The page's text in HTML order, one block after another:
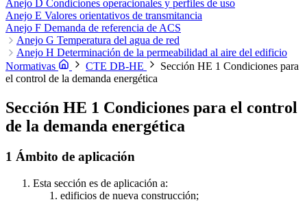
referencia Coeficiente de transmisión luminosa del vidrio (T)
Coeficiente global de transmisión de calor (a través de la envolvente
térmica del edificio) (K)Compacidad (V/A)
operacionalesConsumo (energético) Consumo de energía primaria
no renovable (Cep,nren)Consumo de energía primaria total
(Cep,tot)Control solar (qsol;jul) CubiertaDemanda (energética)
Edificio de consumo de energía casi nulo
Envolvente (térmica)
Equipo auxiliar Espacio habitable
Espacio
habitable acondicionadoEspacio habitable no acondicionado
Espacio no habitable Estación de recarga
fuera de consigna
Hueco Iluminancia
horizontal (E)Iluminancia media horizontal mantenida (Em)
de deslumbramiento unificado (UGR)
color (Ra) Inercia térmicaInfraestructura de recarga de vehículos
Anejo D Condiciones operacionales y perfiles de uso
Anejo E Valores orientativos de transmitancia
Anejo F Demanda de referencia de ACS
Anejo G Temperatura del agua de red
1 Temperatura media mensual del agua de red
Anejo H Determinación de la permeabilidad al aire del edificio
1 Determinación mediante ensayo 2 Determinación mediante
valores de referencia
Normativas CTE DB-HE
Sección HE 1 Condiciones para
el control de la demanda energética
Sección HE 1 Condiciones para el control
de la demanda energética
1 Ámbito de aplicación
Esta sección es de aplicación a:
edificios de nueva construcción;